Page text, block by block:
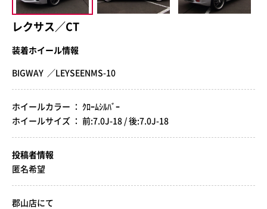
レクサス／CT
装着ホイール情報
BIGWAY ／LEYSEENMS-10
ホイールカラー ： ｸﾛｰﾑｼﾙﾊﾞｰ
ホイールサイズ ： 前:7.0J-18 / 後:7.0J-18
投稿者情報
匿名希望
郡山店にて